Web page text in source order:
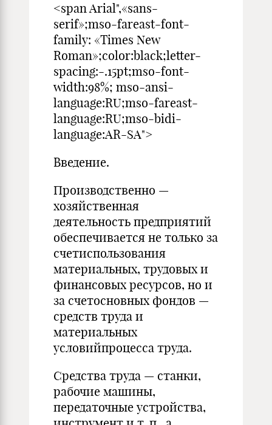
<span Arial",«sans-
serif»;mso-fareast-font-
family: «Times New
Roman»;color:black;letter-
spacing:-.15pt;mso-font-
width:98%; mso-ansi-
language:RU;mso-fareast-
language:RU;mso-bidi-
language:AR-SA">
Введение.
Производственно —
хозяйственная
деятельность предприятий
обеспечивается не только за
счетиспользования
материальных, трудовых и
финансовых ресурсов, но и
за счетосновных фондов —
средств труда и
материальных
условийпроцесса труда.
Средства труда — станки,
рабочие машины,
передаточные устройства,